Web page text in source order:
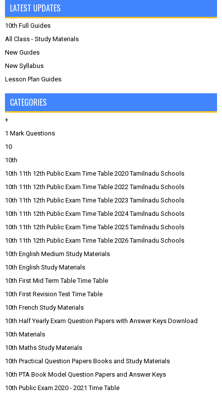
LATEST UPDATES
10th Full Guides
All Class - Study Materials
New Guides
New Syllabus
Lesson Plan Guides
CATEGORIES
+
1 Mark Questions
10
10th
10th 11th 12th Public Exam Time Table 2020 Tamilnadu Schools
10th 11th 12th Public Exam Time Table 2022 Tamilnadu Schools
10th 11th 12th Public Exam Time Table 2023 Tamilnadu Schools
10th 11th 12th Public Exam Time Table 2024 Tamilnadu Schools
10th 11th 12th Public Exam Time Table 2025 Tamilnadu Schools
10th 11th 12th Public Exam Time Table 2026 Tamilnadu Schools
10th English Medium Study Materials
10th English Study Materials
10th First Mid Term Table Time Table
10th First Revision Test Time Table
10th French Study Materials
10th Half Yearly Exam Question Papers with Answer Keys Download
10th Materials
10th Maths Study Materials
10th Practical Question Papers Books and Study Materials
10th PTA Book Model Question Papers and Answer Keys
10th Public Exam 2020 - 2021 Time Table